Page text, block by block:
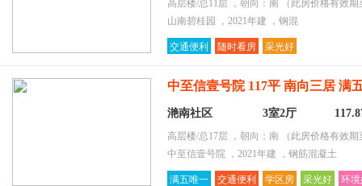
高层楼/总11层 ，朝向：南
（此房价格有效
山南碧桂园 ，2021年建 ，钢混
交通便利 随时看房 采光好
中至信壹号院 117平 南向三居 满
滟南社区 3室2厅
高层楼/总17层 ，朝向：南
（此房价格有效
中至信壹号院 ，2021年建 ，钢筋混凝土
满五唯一 交通便利 学区房 采光好 环